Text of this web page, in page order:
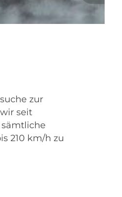
zur
seit
210 km/h zu